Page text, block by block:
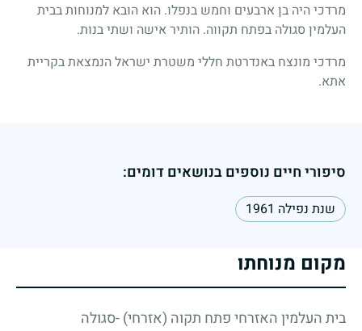
מרדכי היה בן ארבעים וחמש בנפלו. הוא הובא למנוחות בבית
העלמין סגולה בפתח תקווה. הותיר אישה ושתי בנות.
מרדכי מונצח באנדרטת חללי משטרת ישראל הנמצאת בקריית
אתא.
סיפורי חיים נוספים בנושאים דומים:
שנת נפילה 1961
מקום מנוחתו
בית העלמין האזרחי פתח תקוה (אזרחי) -סגולה